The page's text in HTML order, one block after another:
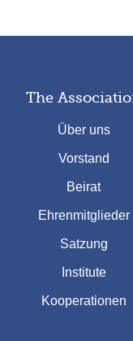
The
Über uns
Vorstand
Beirat
Ehrenmitglieder
Satzung
Institute
Kooperationen